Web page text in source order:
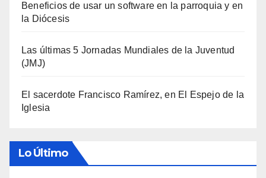
Beneficios de usar un software en la parroquia y en
la Diócesis
Las últimas 5 Jornadas Mundiales de la Juventud
(JMJ)
El sacerdote Francisco Ramírez, en El Espejo de la
Iglesia
Lo Último